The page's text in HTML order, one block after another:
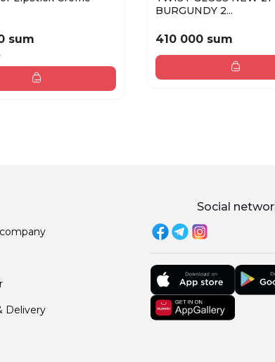
sum
BURGUNDY 2...
410 000 sum
Delivery
Social